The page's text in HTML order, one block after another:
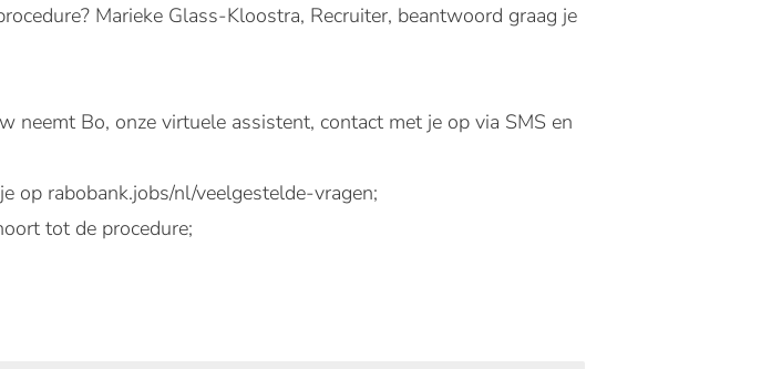
Marieke Glass-Kloostra, Recruiter, beantwoord graag je
neemt Bo, onze virtuele assistent, contact met je op via SMS en
op rabobank.jobs/nl/veelgestelde-vragen;
tot de procedure;